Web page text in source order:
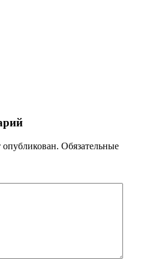
опубликован. Обязательные